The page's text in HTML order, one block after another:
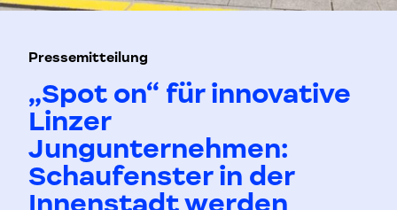
Pressemitteilung
„Spot on“ für innovative
Linzer
Jungunternehmen:
Schaufenster in der
Innenstadt werden